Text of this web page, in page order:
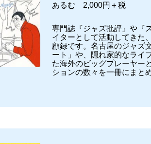
あるむ 2,000円＋税
専門誌『ジャズ批評』や『
イターとして活動してきた
顧録です。名古屋のジャズ
ート」や、隠れ家的なライ
た海外のビッグプレーヤー
ションの数々を一冊にまと